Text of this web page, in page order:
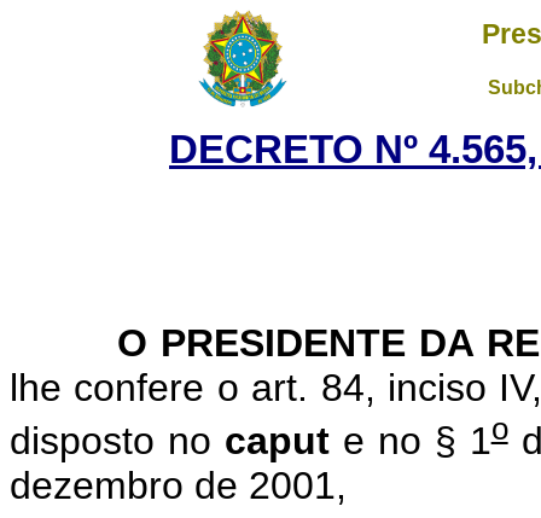
DECRETO Nº
O PRESIDENTE DA
lhe confere o art. 84, inciso
disposto no capute no § 1o
dezembro de 2001,